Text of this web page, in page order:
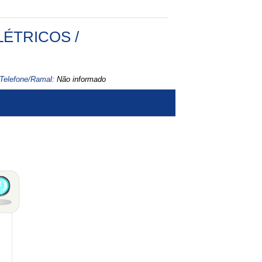
/
Telefone/Ramal: Não informado